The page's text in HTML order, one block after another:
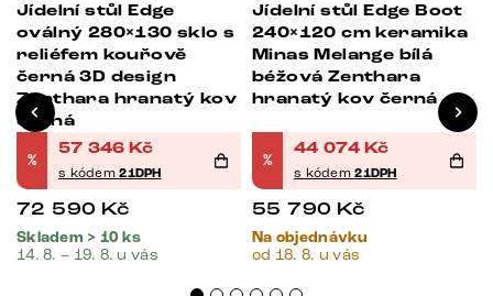
Jídelní stůl Edge
oválný 280×130 sklo s
reliéfem kouřově
černá 3D design
Zenthara hranatý kov
černá
%
57 346 Kč
s kódem21DPH
72 590 Kč
Skladem > 10 ks
14. 8. – 19. 8. u vás
Jídelní stůl Edge Boot
240×120 cm keramika
Minas Melange bílá
béžová Zenthara
hranatý kov černá
%
44 074 Kč
s kódem21DPH
55 790 Kč
Na objednávku
od 18. 8. u vás